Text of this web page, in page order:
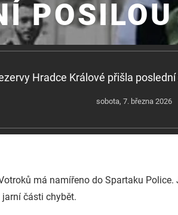
Hradce Králové přišla
sobota, 7. března 2026
má namířeno do Spartaku Police.
části chybět.